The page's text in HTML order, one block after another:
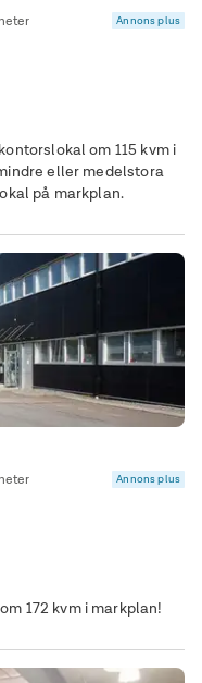
Annons plus
om 115 kvm i
eller medelstora
på markplan.
Annons plus
172 kvm i markplan!